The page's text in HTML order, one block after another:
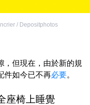
/ Depositphotos
，但現在，由於新的規
件如今已不再必要。
座椅上睡覺